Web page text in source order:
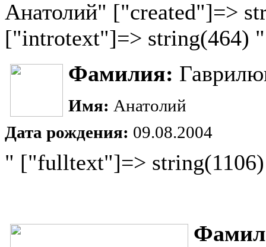
Анатолий" ["created"]=>
["introtext"]=> string(464) "
Фамилия:
Имя: Анатолий
Дата рождения: 09.08.2004
" ["fulltext"]=>